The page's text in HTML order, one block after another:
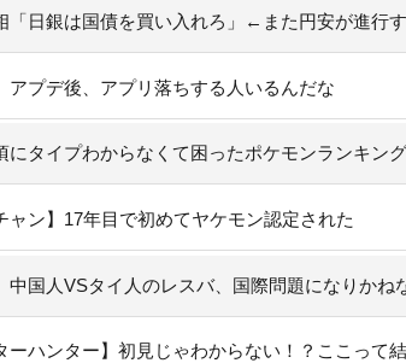
「日銀は国債を買い入れろ」←また円安が進行
アプデ後、アプリ落ちする人いるんだな
にタイプわからなくて困ったポケモンランキン
ャン】17年目で初めてヤケモン認定された
中国人VSタイ人のレスバ、国際問題になりかね
ーハンター】初見じゃわからない！？ここって